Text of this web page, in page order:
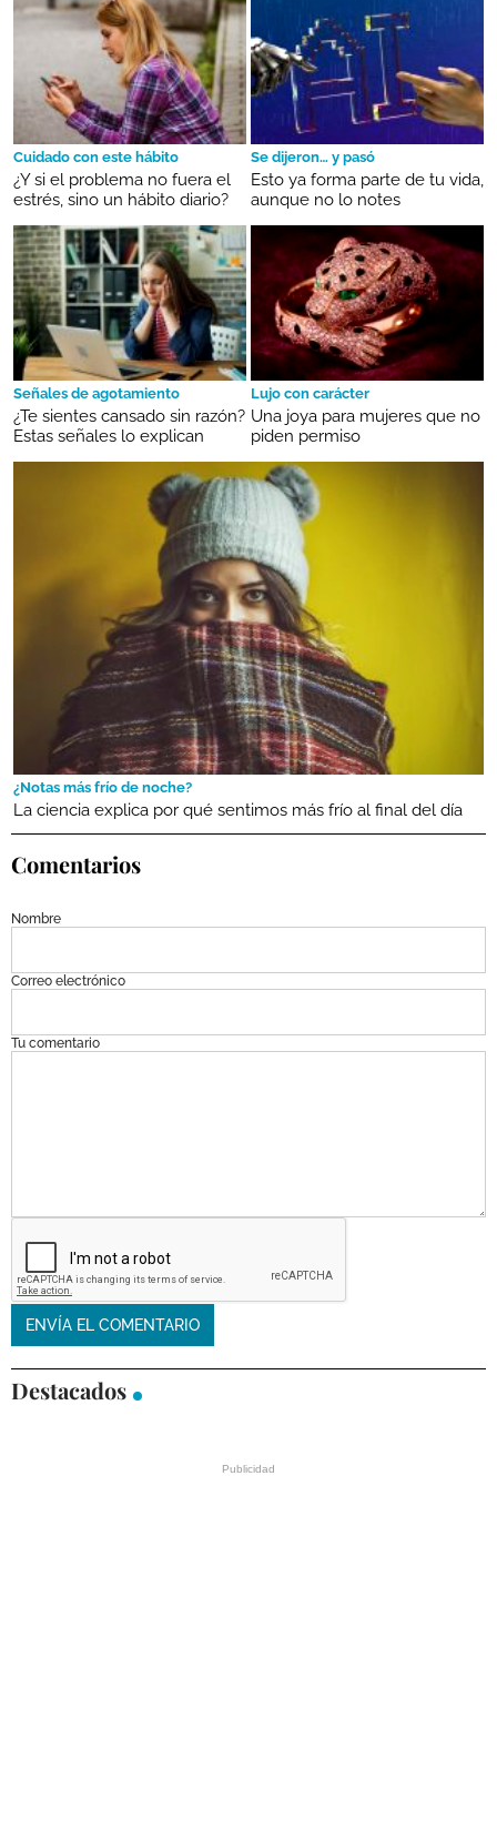
Cuidado con este hábito
¿Y si el problema no fuera el
estrés, sino un hábito diario?
Se dijeron… y pasó
Esto ya forma parte de tu vida,
aunque no lo notes
Señales de agotamiento
¿Te sientes cansado sin razón?
Estas señales lo explican
Lujo con carácter
Una joya para mujeres que no
piden permiso
¿Notas más frío de noche?
La ciencia explica por qué sentimos más frío al final del día
Comentarios
Nombre
Correo electrónico
Tu comentario
Destacados